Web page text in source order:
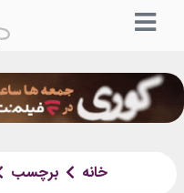
خانه برچسب